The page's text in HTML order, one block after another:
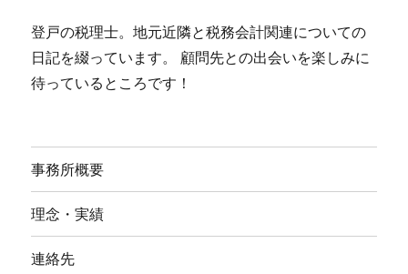
登戸の税理士。地元近隣と税務会計関連についての
日記を綴っています。 顧問先との出会いを楽しみに
待っているところです！
事務所概要
理念・実績
連絡先